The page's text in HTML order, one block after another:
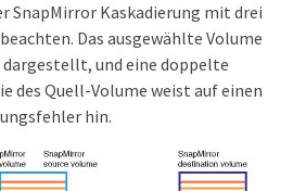
SnapMirror Kaskadierung mit drei
Das ausgewählte Volume
und eine doppelte
des Quell-Volume weist auf einen
hin.